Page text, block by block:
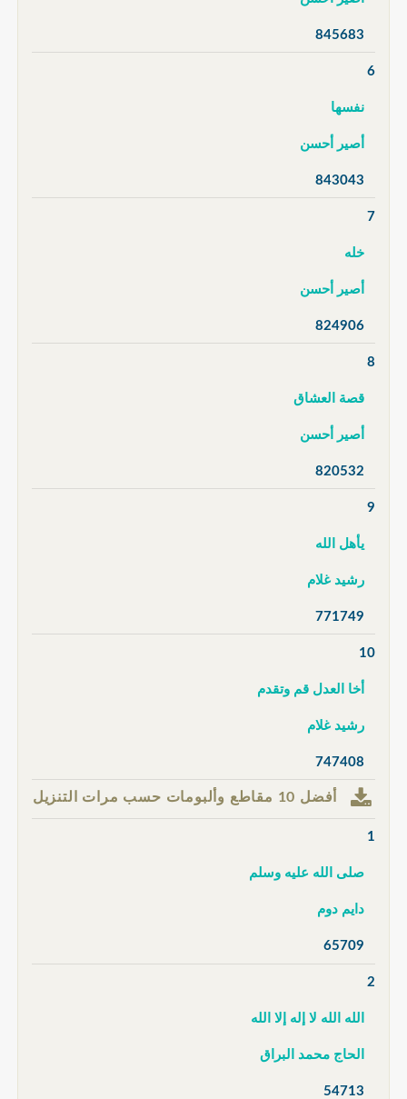
845683
6
نفسها
أصير أحسن
843043
7
خله
أصير أحسن
824906
8
قصة العشاق
أصير أحسن
820532
9
يأهل الله
رشيد غلام
771749
10
أخا العدل قم وتقدم
رشيد غلام
747408
أفضل 10 مقاطع وألبومات حسب مرات التنزيل
1
صلى الله عليه وسلم
دايم دوم
65709
2
الله الله لا إله إلا الله
الحاج محمد البراق
54713